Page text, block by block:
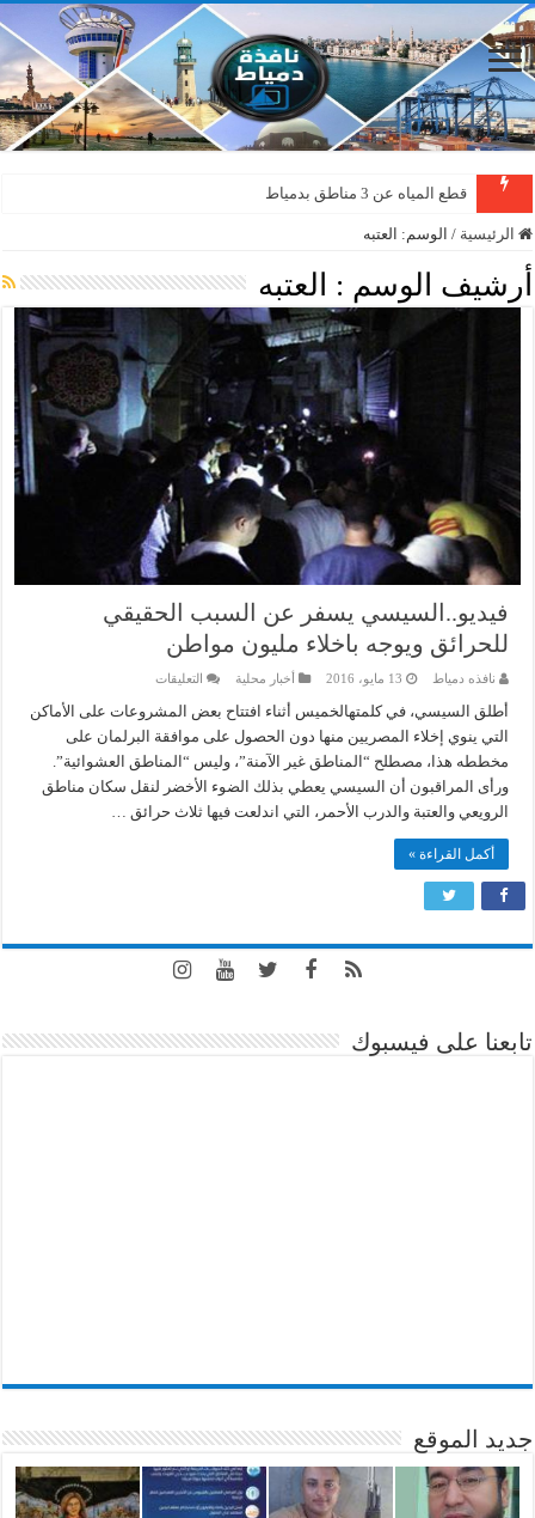
قطع المياه عن 3 مناطق بدمياط
الرئيسية / الوسم: العتبه
أرشيف الوسم : العتبه
فيديو..السيسي يسفر عن السبب الحقيقي
للحرائق ويوجه باخلاء مليون مواطن
نافذه دمياط 13 مايو، 2016 أخبار محلية التعليقاتعلى
يسفر
عن
السبب
الحقيقي
للحرائق
ويوجه
باخلاء
مليون
أطلق السيسي، في كلمتهالخميس أثناء افتتاح بعض المشروعات على الأماكن
التي ينوي إخلاء المصريين منها دون الحصول على موافقة البرلمان على
مخططه هذا، مصطلح “المناطق غير الآمنة”، وليس “المناطق العشوائية”.
ورأى المراقبون أن السيسي يعطي بذلك الضوء الأخضر لنقل سكان مناطق
الرويعي والعتبة والدرب الأحمر، التي اندلعت فيها ثلاث حرائق …
أكمل القراءة »
تابعنا على فيسبوك
جديد الموقع